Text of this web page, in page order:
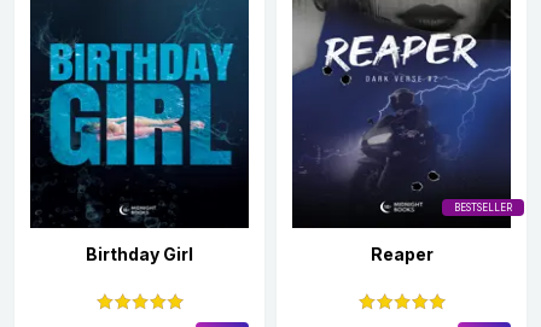
Birthday Girl
BESTSELLER
Reaper